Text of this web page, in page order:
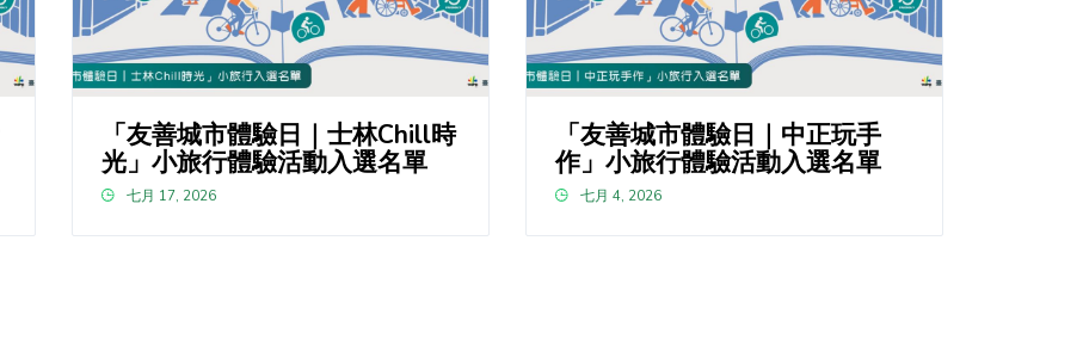
「友善城市體驗日｜士林Chill時
光」小旅行體驗活動入選名單
七月 17, 2026
「友善城市體驗日｜中正玩手
作」小旅行體驗活動入選名單
七月 4, 2026